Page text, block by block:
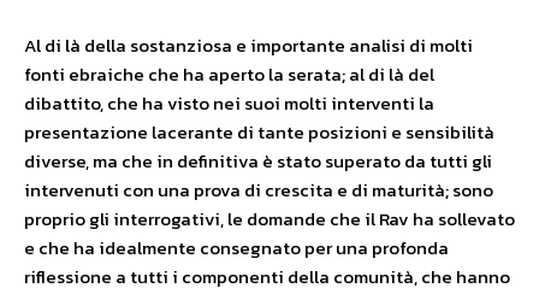
Al di là della sostanziosa e importante analisi di molti
fonti ebraiche che ha aperto la serata; al di là del
dibattito, che ha visto nei suoi molti interventi la
presentazione lacerante di tante posizioni e sensibilità
diverse, ma che in definitiva è stato superato da tutti gli
intervenuti con una prova di crescita e di maturità; sono
proprio gli interrogativi, le domande che il Rav ha sollevato
e che ha idealmente consegnato per una profonda
riflessione a tutti i componenti della comunità, che hanno